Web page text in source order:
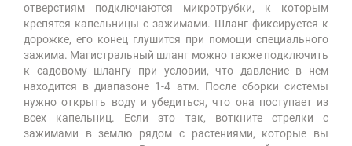
отверстиям подключаются микротрубки, к которым
крепятся капельницы с зажимами. Шланг фиксируется к
дорожке, его конец глушится при помощи специального
зажима. Магистральный шланг можно также подключить
к садовому шлангу при условии, что давление в нем
находится в диапазоне 1-4 атм. После сборки системы
нужно открыть воду и убедиться, что она поступает из
всех капельниц. Если это так, воткните стрелки с
зажимами в землю рядом с растениями, которые вы